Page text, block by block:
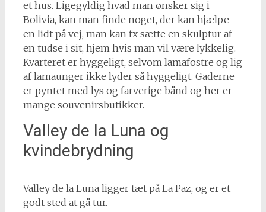
et hus. Ligegyldig hvad man ønsker sig i
Bolivia, kan man finde noget, der kan hjælpe
en lidt på vej, man kan fx sætte en skulptur af
en tudse i sit, hjem hvis man vil være lykkelig.
Kvarteret er hyggeligt, selvom lamafostre og lig
af lamaunger ikke lyder så hyggeligt. Gaderne
er pyntet med lys og farverige bånd og her er
mange souvenirsbutikker.
Valley de la Luna og
kvindebrydning
Valley de la Luna ligger tæt på La Paz, og er et
godt sted at gå tur.